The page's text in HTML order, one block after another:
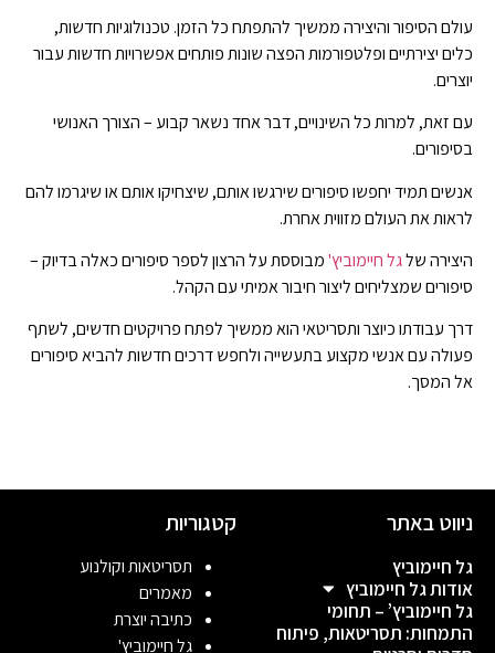
עולם הסיפור והיצירה ממשיך להתפתח כל הזמן. טכנולוגיות חדשות,
כלים יצירתיים ופלטפורמות הפצה שונות פותחים אפשרויות חדשות עבור
יוצרים.
עם זאת, למרות כל השינויים, דבר אחד נשאר קבוע – הצורך האנושי
בסיפורים.
אנשים תמיד יחפשו סיפורים שירגשו אותם, שיצחיקו אותם או שיגרמו להם
לראות את העולם מזווית אחרת.
היצירה שלגל חיימוביץ'מבוססת על הרצון לספר סיפורים כאלה בדיוק –
סיפורים שמצליחים ליצור חיבור אמיתי עם הקהל.
דרך עבודתו כיוצר ותסריטאי הוא ממשיך לפתח פרויקטים חדשים, לשתף
פעולה עם אנשי מקצוע בתעשייה ולחפש דרכים חדשות להביא סיפורים
אל המסך.
ניווט באתר
גל חיימוביץ
אודות גל חיימוביץ
גל חיימוביץ’ – תחומי
התמחות: תסריטאות, פיתוח
קטגוריות
תסריטאות וקולנוע
מאמרים
כתיבה יוצרת
גל חיימוביץ'